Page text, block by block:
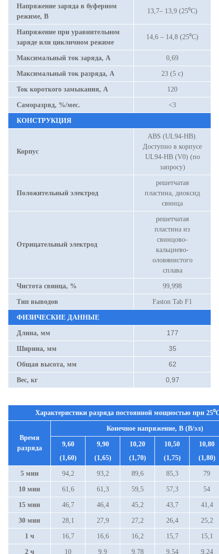
Напряжение заряда в буферном
режиме, В
13,7– 13,9 (25⁰С)
Напряжение при уравнительном
заряде или цикличном режиме
14,6 – 14,8 (25⁰С)
Максимальный ток заряда, А 0,69
Максимальный ток разряда, А 23 (5 с)
Ток короткого замыкания, А 120
Саморазряд, %/мес. <3
КОНСТРУКЦИЯ
Корпус
ABS (UL94-HB).
Доступно в корпусе
UL94-HB (V0) (по
запросу)
Положительный электрод
решетчатая
пластина, диоксид
свинца
Отрицательный электрод
решетчатая
пластина из
свинцово-
кальциево-
оловянистого
сплава
Чистота свинца, % 99,998
Тип выводов Faston Tab F1
ФИЗИЧЕСКИЕ ДАННЫЕ
Длина, мм 177
Ширина, мм 35
Общая высота, мм 62
Вес, кг 0,97
Характеристики разряда постоянной мощностью при
Время
разряда
Конечное напряжение, В (В/эл)
9,60
(1,60)
9,90
(1,65)
10,20
(1,70)
10,50
(1,75)
10,80
(1,80)
5 мин 94,2 93,2 89,6 85,3 79
10 мин 61,6 61,3 59,5 57,3 54
15 мин 46,7 46,4 45,2 43,7 41,4
30 мин 28,1 27,9 27,2 26,4 25,2
1 ч 16,7 16,6 16,2 15,7 15,1
2 ч 10 9,9 9,78 9,54 9,24